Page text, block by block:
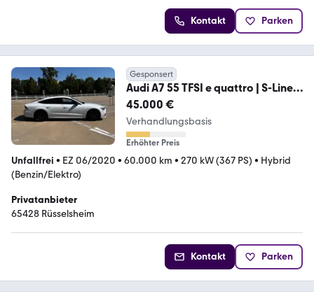
Kontakt Parken
Gesponsert
Audi A7 55 TFSI e quattro | S-Line |
Unfallfrei
45.000 €
Verhandlungsbasis
Erhöhter Preis
Unfallfrei • EZ 06/2020 • 60.000 km • 270 kW (367 PS) • Hybrid
(Benzin/Elektro)
Privatanbieter
65428 Rüsselsheim
Kontakt Parken